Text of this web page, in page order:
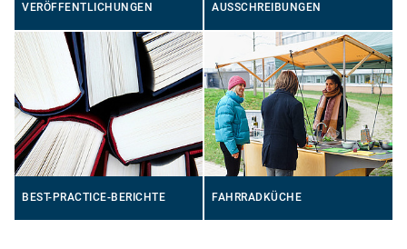
VERÖFFENTLICHUNGEN AUSSCHREIBUNGEN
BEST-PRACTICE-BERICHTE FAHRRADKÜCHE